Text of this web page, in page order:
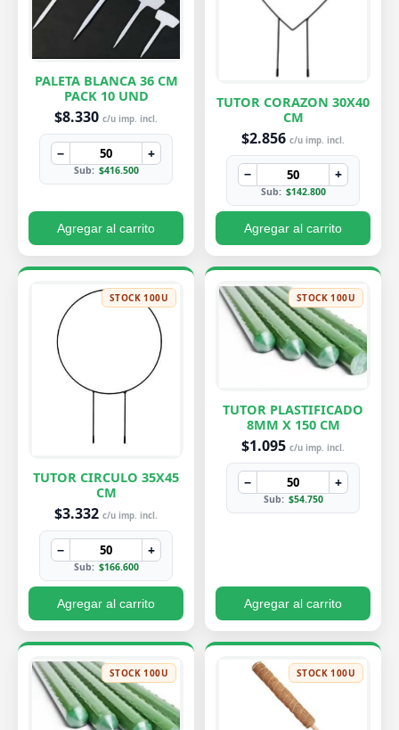
PALETA BLANCA 36 CM
PACK 10 UND
$8.330 c/u imp. incl.
− +
Sub: $416.500
Agregar al carrito
TUTOR CORAZON 30X40
CM
$2.856 c/u imp. incl.
− +
Sub: $142.800
Agregar al carrito
STOCK 100U
TUTOR CIRCULO 35X45
CM
$3.332 c/u imp. incl.
− +
Sub: $166.600
Agregar al carrito
STOCK 100U
TUTOR PLASTIFICADO
8MM X 150 CM
$1.095 c/u imp. incl.
− +
Sub: $54.750
Agregar al carrito
STOCK 100U STOCK 100U